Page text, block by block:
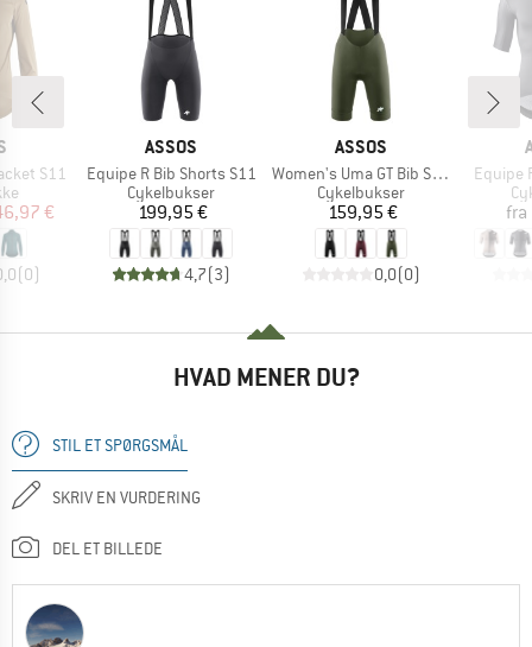
S11
pris
€
(0)
MÆRKE
ASSOS
Artikel
Equipe R Bib Shorts S11
Produktgruppe
Cykelbukser
Pris
199,95 €
4,7(3)
MÆRKE
ASSOS
Artikel
Women's Uma GT Bib Shorts S11
Produktgruppe
Cykelbukser
Pris
159,95 €
0,0(0)
Artikel
Equipe
fra
HVAD MENER DU?
STIL ET SPØRGSMÅL
SKRIV EN VURDERING
DEL ET BILLEDE